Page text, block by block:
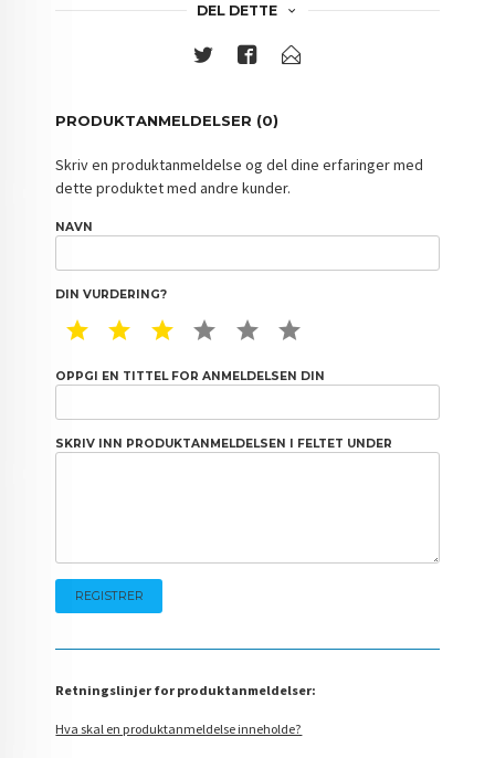
DEL DETTE
PRODUKTANMELDELSER (0)
Skriv en produktanmeldelse og del dine erfaringer med
dette produktet med andre kunder.
NAVN
DIN VURDERING?
1 STAR2 STAR3 STAR4 STAR5 STAR
OPPGI EN TITTEL FOR ANMELDELSEN DIN
SKRIV INN PRODUKTANMELDELSEN I FELTET UNDER
Retningslinjer for produktanmeldelser:
Hva skal en produktanmeldelse inneholde?